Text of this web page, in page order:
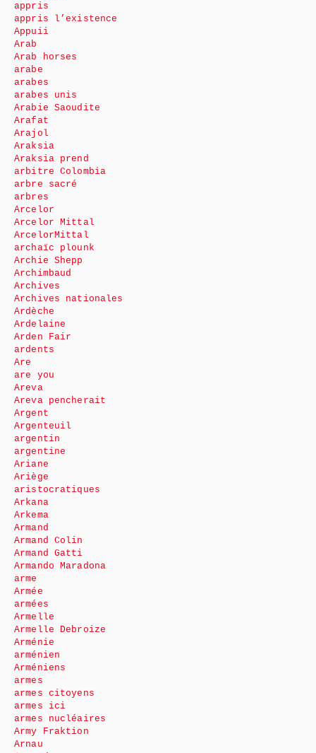
appris
appris l’existence
Appuii
Arab
Arab horses
arabe
arabes
arabes unis
Arabie Saoudite
Arafat
Arajol
Araksia
Araksia prend
arbitre Colombia
arbre sacré
arbres
Arcelor
Arcelor Mittal
ArcelorMittal
archaïc plounk
Archie Shepp
Archimbaud
Archives
Archives nationales
Ardèche
Ardelaine
Arden Fair
ardents
Are
are you
Areva
Areva pencherait
Argent
Argenteuil
argentin
argentine
Ariane
Ariège
aristocratiques
Arkana
Arkema
Armand
Armand Colin
Armand Gatti
Armando Maradona
arme
Armée
armées
Armelle
Armelle Debroize
Arménie
arménien
Arméniens
armes
armes citoyens
armes ici
armes nucléaires
Army Fraktion
Arnau